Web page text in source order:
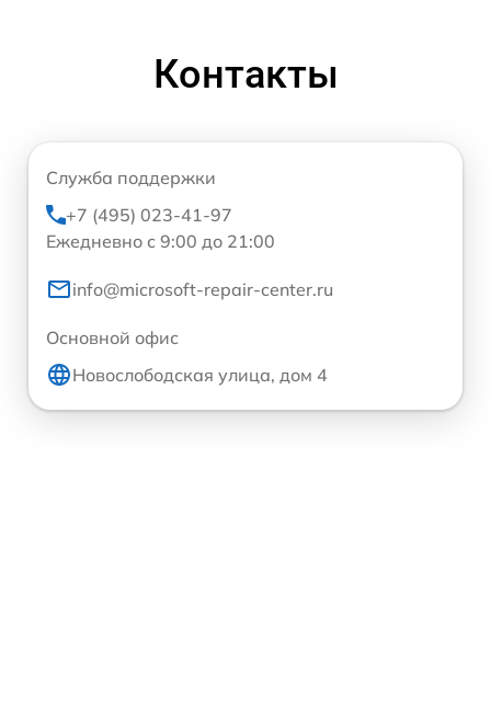
Контакты
Служба поддержки
+7 (495) 023-41-97
Ежедневно с 9:00 до 21:00
info@microsoft-repair-center.ru
Основной офис
Новослободская улица, дом 4